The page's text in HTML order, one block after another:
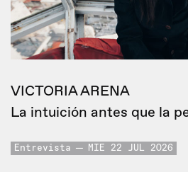
VICTORIA ARENA
La intuición antes que la
Entrevista MIE 22 JUL 2026